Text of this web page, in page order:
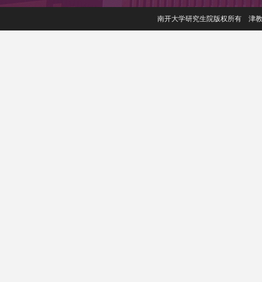
南开大学研究生院版权所有 津